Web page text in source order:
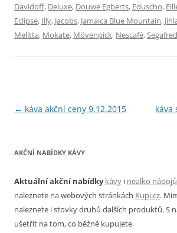
Davidoff, Deluxe, Douwe Egberts, Eduscho,
Eclipse, Illy, Jacobs, Jamaica Blue Mountain,
Melitta, Mokate, Mövenpick, Nescafé,
Navigace
← káva akční ceny 9.12.2015 káva
AKČNÍ NABÍDKY KÁVY
Aktuální akční nabídky kávy i nealko nápojů
naleznete na webových stránkách Kupi.cz.
naleznete i stovky druhů dalších produktů. S
ušetřit na tom, co běžně kupujete.